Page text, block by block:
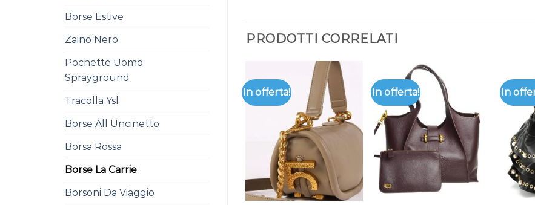
Borse Estive
Zaino Nero
Pochette Uomo
Sprayground
Tracolla Ysl
Borse All Uncinetto
Borsa Rossa
Borse La Carrie
Borsoni Da Viaggio
PRODOTTI CORRELATI
In offerta! In offerta! In